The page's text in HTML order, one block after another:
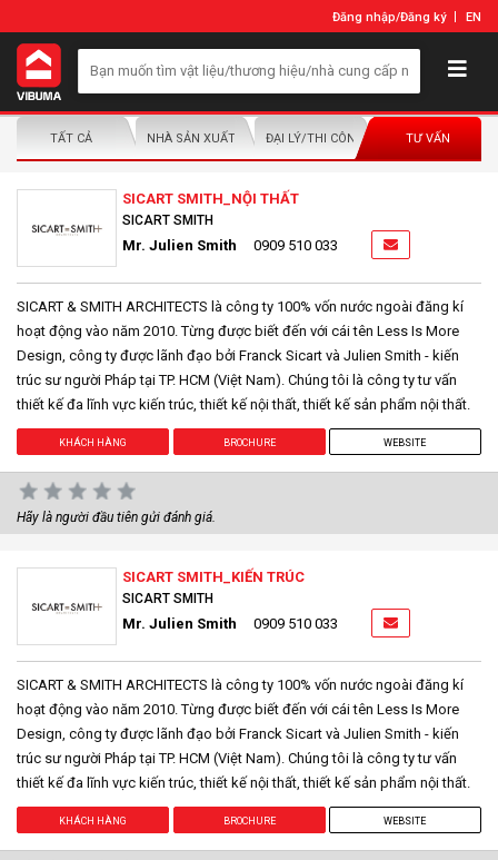
Đăng nhập/Đăng ký EN
TẤT CẢ NHÀ SẢN XUẤT/NHÀ PHÂN PHỐIĐẠI LÝ/THI CÔNG LẮP ĐẶTTƯ VẤN
SICART SMITH_NỘI THẤT
SICART SMITH
Mr. Julien Smith 0909 510 033
SICART & SMITH ARCHITECTS là công ty 100% vốn nước ngoài đăng kí
hoạt động vào năm 2010. Từng được biết đến với cái tên Less Is More
Design, công ty được lãnh đạo bởi Franck Sicart và Julien Smith - kiến
trúc sư người Pháp tại TP. HCM (Việt Nam). Chúng tôi là công ty tư vấn
thiết kế đa lĩnh vực kiến trúc, thiết kế nội thất, thiết kế sản phẩm nội thất.
KHÁCH HÀNG BROCHURE WEBSITE
Hãy là người đầu tiên gửi đánh giá.
SICART SMITH_KIẾN TRÚC
SICART SMITH
Mr. Julien Smith 0909 510 033
SICART & SMITH ARCHITECTS là công ty 100% vốn nước ngoài đăng kí
hoạt động vào năm 2010. Từng được biết đến với cái tên Less Is More
Design, công ty được lãnh đạo bởi Franck Sicart và Julien Smith - kiến
trúc sư người Pháp tại TP. HCM (Việt Nam). Chúng tôi là công ty tư vấn
thiết kế đa lĩnh vực kiến trúc, thiết kế nội thất, thiết kế sản phẩm nội thất.
KHÁCH HÀNG BROCHURE WEBSITE